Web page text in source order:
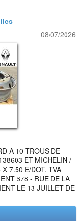
08/07/2026
A 10 TROUS DE
ET MICHELIN /
7.50 E/DOT. TVA
678 - RUE DE LA
LE 13 JUILLET DE